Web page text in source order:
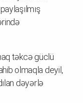
təkcə güclü
olmaqla deyil,
dəyərlə